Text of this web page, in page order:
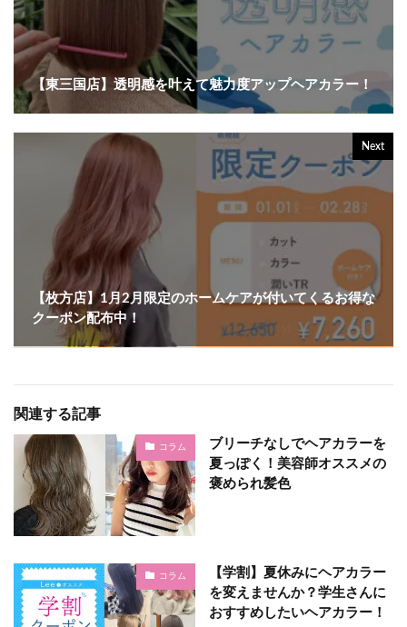
【東三国店】透明感を叶えて魅力度アップヘアカラー！
Next
【枚方店】1月2月限定のホームケアが付いてくるお得な
クーポン配布中！
関連する記事
コラム
ブリーチなしでヘアカラーを
夏っぽく！美容師オススメの
褒められ髪色
コラム
【学割】夏休みにヘアカラー
を変えませんか？学生さんに
おすすめしたいヘアカラー！